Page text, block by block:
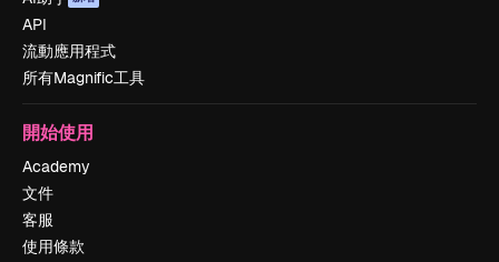
API
流動應用程式
所有Magnific工具
開始使用
Academy
文件
客服
使用條款